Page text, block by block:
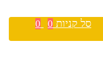
סל קניות 0
0